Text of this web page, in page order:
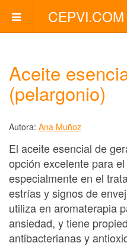
CEPVI.COM
Aceite
(pelargonio)
Autora: Ana Muñoz
El aceite esencial de
opción excelente para
especialmente en el
estrías y signos de
utiliza en aromaterapia
ansiedad, y tiene
antibacterianas y